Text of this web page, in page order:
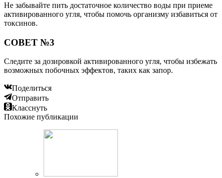
Не забывайте пить достаточное количество воды при приеме
активированного угля, чтобы помочь организму избавиться от
токсинов.
СОВЕТ №3
Следите за дозировкой активированного угля, чтобы избежать
возможных побочных эффектов, таких как запор.
Поделиться
Отправить
Класснуть
Похожие публикации